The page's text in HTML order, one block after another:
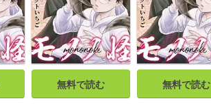
無料で読む 無料で読む